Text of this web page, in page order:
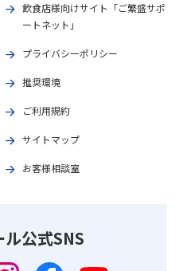
飲食店様向けサイト「ご繁盛サポ
ートネット」
プライバシーポリシー
推奨環境
ご利用規約
サイトマップ
お客様相談室
公式SNS